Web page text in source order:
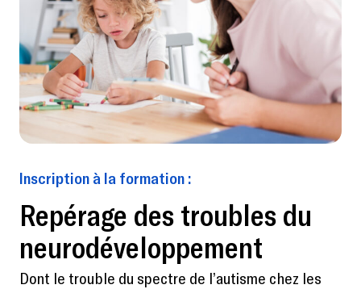
Inscription à la formation :
Repérage des troubles du
neurodéveloppement
Dont le trouble du spectre de l’autisme chez les